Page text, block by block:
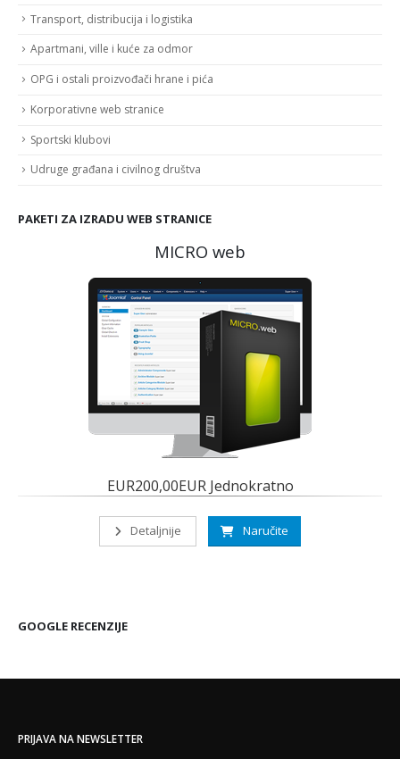
Transport, distribucija i logistika
Apartmani, ville i kuće za odmor
OPG i ostali proizvođači hrane i pića
Korporativne web stranice
Sportski klubovi
Udruge građana i civilnog društva
PAKETI ZA IZRADU WEB STRANICE
MICRO web
EUR200,00EUR Jednokratno
Detaljnije Naručite
GOOGLE RECENZIJE
PRIJAVA NA NEWSLETTER